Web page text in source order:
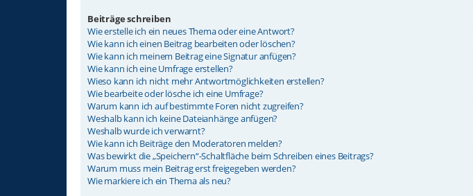
Beiträge schreiben
Wie erstelle ich ein neues Thema oder eine Antwort?
Wie kann ich einen Beitrag bearbeiten oder löschen?
Wie kann ich meinem Beitrag eine Signatur anfügen?
Wie kann ich eine Umfrage erstellen?
Wieso kann ich nicht mehr Antwortmöglichkeiten erstellen?
Wie bearbeite oder lösche ich eine Umfrage?
Warum kann ich auf bestimmte Foren nicht zugreifen?
Weshalb kann ich keine Dateianhänge anfügen?
Weshalb wurde ich verwarnt?
Wie kann ich Beiträge den Moderatoren melden?
Was bewirkt die „Speichern“-Schaltfläche beim Schreiben eines Beitrags?
Warum muss mein Beitrag erst freigegeben werden?
Wie markiere ich ein Thema als neu?